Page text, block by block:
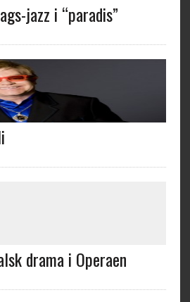
jazz i “paradis”
drama i Operaen